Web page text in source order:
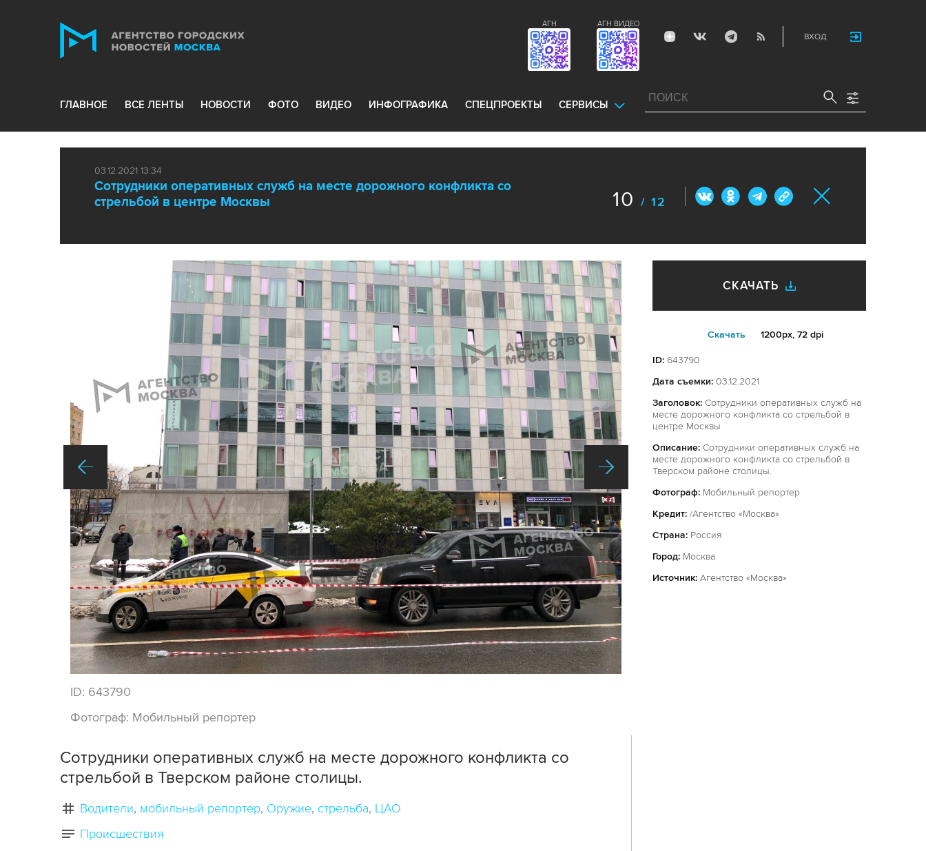
ВХОД
АГН ВИДЕО
АГН
ГЛАВНОЕ ВСЕ ЛЕНТЫ НОВОСТИ ФОТО ВИДЕО ИНФОГРАФИКА СПЕЦПРОЕКТЫ СЕРВИСЫ
03.12.2021 13:34
Сотрудники оперативных служб на месте дорожного конфликта со
стрельбой в центре Москвы
10 / 12
ID: 643790
Фотограф: Мобильный репортер
СКАЧАТЬ
Cкачать 1200px, 72 dpi
ID: 643790
Дата съемки: 03.12.2021
Заголовок: Сотрудники оперативных служб на
месте дорожного конфликта со стрельбой в
центре Москвы
Описание: Сотрудники оперативных служб на
месте дорожного конфликта со стрельбой в
Тверском районе столицы.
Фотограф: Мобильный репортер
Кредит: /Агентство «Москва»
Страна: Россия
Город: Москва
Источник: Агентство «Москва»
Сотрудники оперативных служб на месте дорожного конфликта со
стрельбой в Тверском районе столицы.
Водители мобильный репортер Оружие стрельба ЦАО
Происшествия